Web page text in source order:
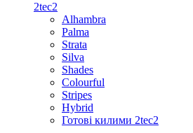
2tec2
Alhambra
Palma
Strata
Silva
Shades
Colourful
Stripes
Hybrid
Готові килими 2tec2